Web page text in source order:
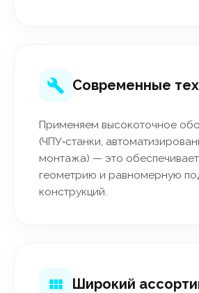
Современные
Применяем высокоточное
(ЧПУ‑станки,
монтажа) — это
геометрию и равномерную
конструкций.
Широкий